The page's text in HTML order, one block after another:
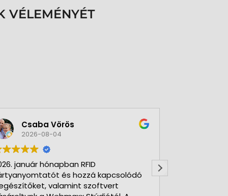
VÉLEMÉNYÉT
Csaba Vörös
2026-08-04
január hónapban RFID
és hozzá kapcsolódó
valamint szoftvert